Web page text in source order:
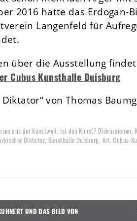
2016 hatte das Erdogan-
Langenfeld für
über die Ausstellung
Cubus Kunsthalle Duisburg
von Thomas
aus der Kunstwelt, Ist das Kunst? Diskussionen,
Diktator, Kunsthalle Duisburg, Art,Cubus-
UND DAS BILD VON